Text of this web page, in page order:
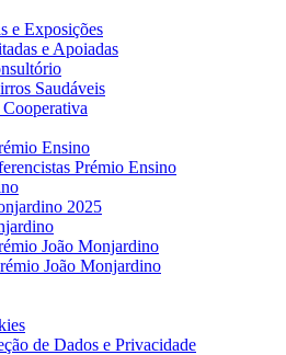
e Exposições
e Apoiadas
Saudáveis
Ensino
Prémio Ensino
2025
João Monjardino
João Monjardino
de Dados e Privacidade